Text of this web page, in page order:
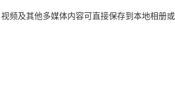
频及其他多媒体内容可直接保存到本地相册或